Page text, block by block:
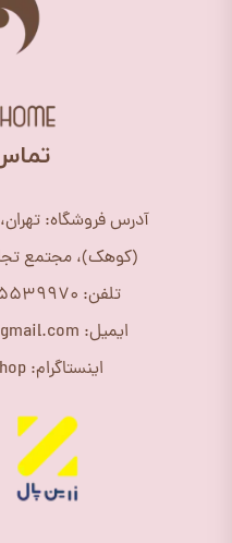
آدرس فروشگاه: تهران،
(کوهک)، مجتمع
تلفن: 09195539970 (10 الی 18 )
ایمیل: purehome1399@gmail.com
اینستاگرام: purehome_shop@